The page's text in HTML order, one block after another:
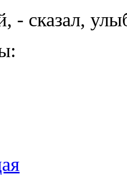
- сказал,